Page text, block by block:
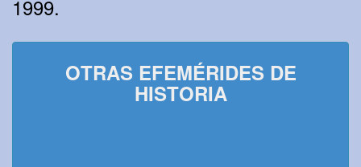
1999.
OTRAS EFEMÉRIDES DE
HISTORIA